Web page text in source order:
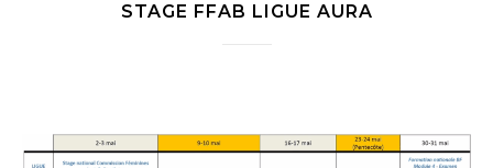
STAGE FFAB LIGUE AURA